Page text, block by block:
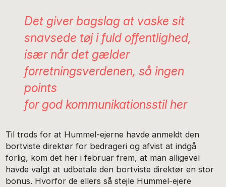
Det giver bagslag at vaske sit
snavsede tøj i fuld offentlighed,
især når det gælder
forretningsverdenen, så ingen
points
for god kommunikationsstil her
Til trods for at Hummel-ejerne havde anmeldt den
bortviste direktør for bedrageri og afvist at indgå
forlig, kom det her i februar frem, at man alligevel
havde valgt at udbetale den bortviste direktør en stor
bonus. Hvorfor de ellers så stejle Hummel-ejere